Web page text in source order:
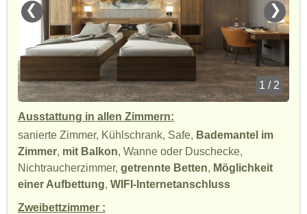
❮ ❯
1 / 2
Ausstattung in allen Zimmern:
sanierte Zimmer, Kühlschrank, Safe, Bademantel im
Zimmer, mit Balkon, Wanne oder Duschecke,
Nichtraucherzimmer, getrennte Betten, Möglichkeit
einer Aufbettung, WIFI-Internetanschluss
Zweibettzimmer :